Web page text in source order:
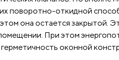
поворотно-откидной
она остается закрытой.
При этом
оконной